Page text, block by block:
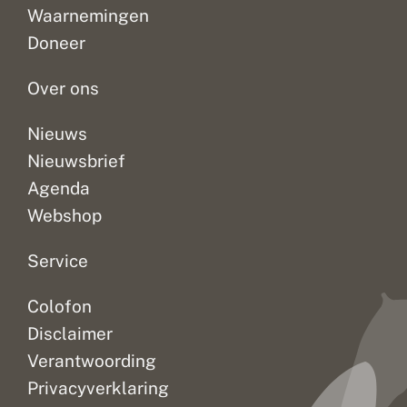
Waarnemingen
Doneer
Over ons
Nieuws
Nieuwsbrief
Agenda
Webshop
Service
Colofon
Disclaimer
Verantwoording
Privacyverklaring